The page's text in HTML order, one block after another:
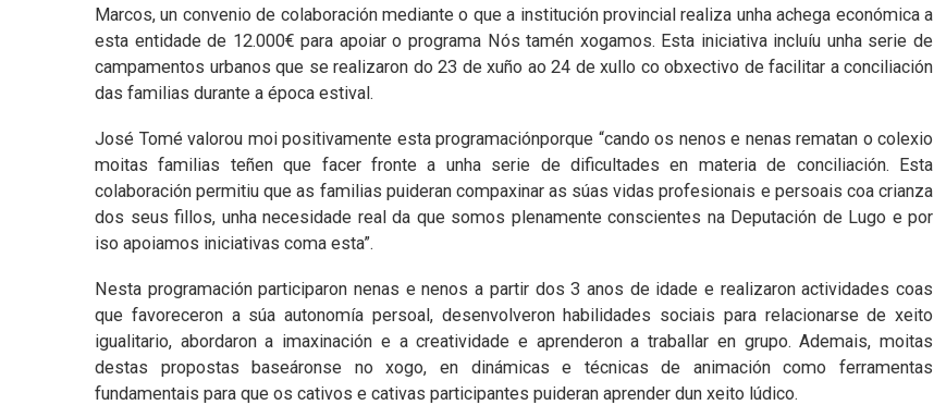
Marcos, un convenio de colaboración mediante o que a institución provincial realiza unha achega económica a
esta entidade de 12.000€ para apoiar o programa Nós tamén xogamos. Esta iniciativa incluíu unha serie de
campamentos urbanos que se realizaron do 23 de xuño ao 24 de xullo co obxectivo de facilitar a conciliación
das familias durante a época estival.
José Tomé valorou moi positivamente esta programaciónporque “cando os nenos e nenas rematan o colexio
moitas familias teñen que facer fronte a unha serie de dificultades en materia de conciliación. Esta
colaboración permitiu que as familias puideran compaxinar as súas vidas profesionais e persoais coa crianza
dos seus fillos, unha necesidade real da que somos plenamente conscientes na Deputación de Lugo e por
iso apoiamos iniciativas coma esta”.
Nesta programación participaron nenas e nenos a partir dos 3 anos de idade e realizaron actividades coas
que favoreceron a súa autonomía persoal, desenvolveron habilidades sociais para relacionarse de xeito
igualitario, abordaron a imaxinación e a creatividade e aprenderon a traballar en grupo. Ademais, moitas
destas propostas baseáronse no xogo, en dinámicas e técnicas de animación como ferramentas
fundamentais para que os cativos e cativas participantes puideran aprender dun xeito lúdico.